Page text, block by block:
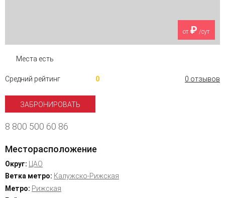
от ₽ /сут
Места есть
Средний рейтинг 0 0 отзывов
ЗАБРОНИРОВАТЬ
8 800 500 60 86
Месторасположение
Округ:
ЦАО
Ветка метро: Калужско-Рижская
Метро: Рижская